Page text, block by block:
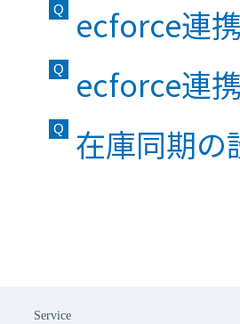
ecforce連
ecforce連
在庫同期の
Service